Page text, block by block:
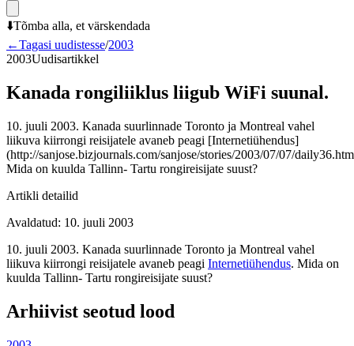
⬇️Tõmba alla, et värskendada
←Tagasi uudistesse/2003
2003Uudisartikkel
Kanada rongiliiklus liigub WiFi suunal.
10. juuli 2003. Kanada suurlinnade Toronto ja Montreal vahel
liikuva kiirrongi reisijatele avaneb peagi [Internetiühendus]
(http://sanjose.bizjournals.com/sanjose/stories/2003/07/07/
Mida on kuulda Tallinn- Tartu rongireisijate suust?
Artikli detailid
Avaldatud: 10. juuli 2003
10. juuli 2003. Kanada suurlinnade Toronto ja Montreal vahel
liikuva kiirrongi reisijatele avaneb peagi Internetiühendus. Mida on
kuulda Tallinn- Tartu rongireisijate suust?
Arhiivist seotud lood